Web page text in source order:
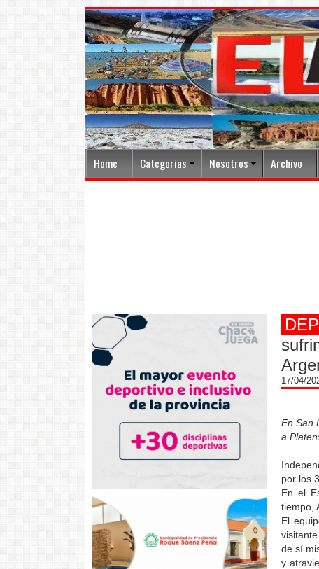
Home Categorías Nosotros Archivo
17/04/
En San
a
por los
En el
tiempo,
El
de sí
y